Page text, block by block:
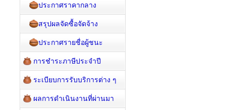
ประกาศราคากลาง
สรุปผลจัดซื้อจัดจ้าง
ประกาศรายชื่อผู้ชนะ
การชำระภาษีประจำปี
ระเบียบการรับบริการต่าง ๆ
ผลการดำเนินงานที่ผ่านมา